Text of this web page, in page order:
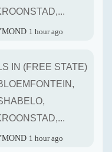
1 hour ago
IN (FREE STATE)
1 hour ago